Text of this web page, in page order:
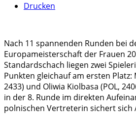
Drucken
Nach 11 spannenden Runden bei
Europameisterschaft der Frauen
Standardschach liegen zwei
Punkten gleichauf am ersten Platz:
2433) und Oliwia Kiolbasa (POL,
in der 8. Runde im direkten
polnischen Vertreterin sichert sich